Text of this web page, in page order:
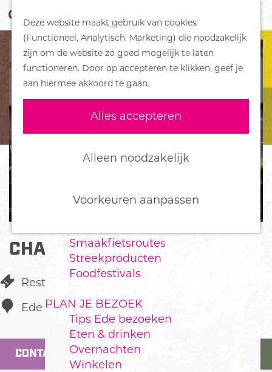
Deze website maakt gebruik van cookies
(Functioneel, Analytisch, Marketing) die noodzakelijk
zijn om de website zo goed mogelijk te laten
functioneren. Door op accepteren te klikken, geef je
aan hiermee akkoord te gaan.
Alles accepteren
Alleen noodzakelijk
Voorkeuren aanpassen
G
n
r
e
h
o
m
p
a
g
e
o
e
k
e
n
M
e
n
u
DORPEN
Bennekom
De Klomp
Deelen
Ederveen
Harskamp
Hoenderloo
Wekerom
Smaakfietsroutes
Streekproducten
Foodfestivals
PLAN JE BEZOEK
Tips Ede bezoeken
Eten & drinken
Overnachten
Winkelen
CHA HOUSE EDE
Restaurant
Ede
CONTACT